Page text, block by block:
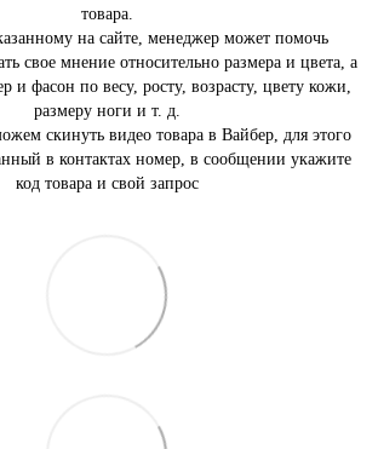
товара.
на сайте, менеджер может помочь
свое мнение относительно размера и цвета, а
и фасон по весу, росту, возрасту, цвету кожи,
размеру ноги и т. д.
скинуть видео товара в Вайбер, для этого
в контактах номер, в сообщении укажите
код товара и свой запрос